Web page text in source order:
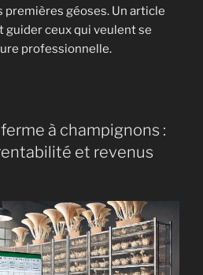
premières géoses. Un article
ceux qui veulent se
professionnelle.
à champignons :
et revenus